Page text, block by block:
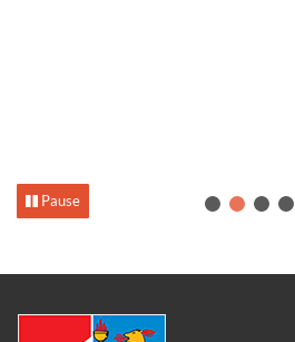
1 2 3 4
Pause